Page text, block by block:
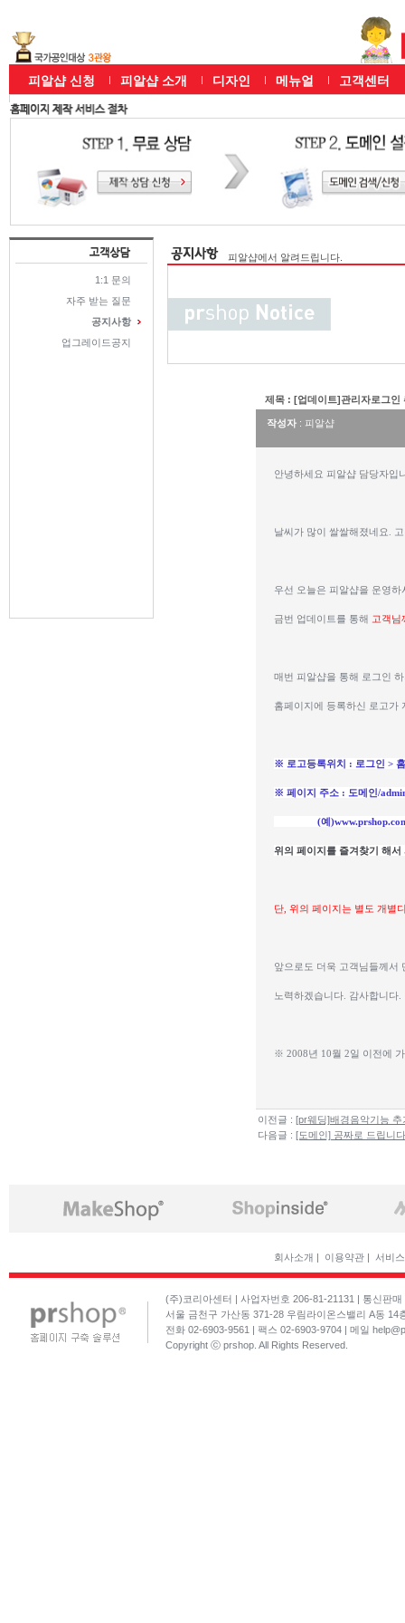
피알샵 신청 피알샵 소개 디자인 메뉴얼 고객센터
1:1 문의
자주 받는 질문
공지사항
업그레이드공지
피알샵에서 알려드립니다.
제목 : [업데이트]관리자로그인
작성자: 피알샵
안녕하세요 피알샵 담당자입
날씨가 많이 쌀쌀해졌네요.
우선 오늘은 피알샵을 운영
금번 업데이트를 통해 고객님
매번 피알샵을 통해 로그인
홈페이지에 등록하신 로고가
※ 로고등록위치 : 로그인 >
※ 페이지 주소 : 도메인/
(예
위의 페이지를 즐겨찾기 해
단, 위의 페이지는 별도 개별
앞으로도 더욱 고객님들께서
노력하겠습니다. 감사합니다.
※ 2008년 10월 2일 이전에
이전글 : [pr웨딩]배경음악기능 추
다음글 : [도메인] 공짜로 드립니
회사소개 | 이용약관| 서비
(주)코리아센터 | 사업자번호 206-81-21131 | 통신판
서울 금천구 가산동 371-28 우림라이온스밸리 A동 14
전화 02-6903-9561 | 팩스 02-6903-9704 | 메일
Copyright ⓒ prshop. All Rights Reserved.